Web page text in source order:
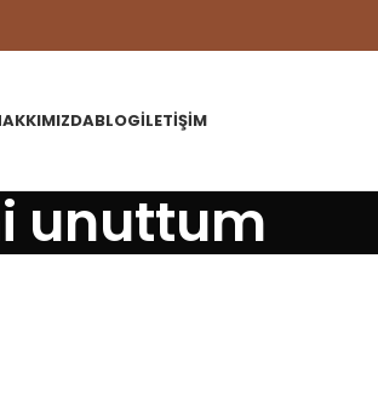
BLOGİLETIŞIM
unuttum